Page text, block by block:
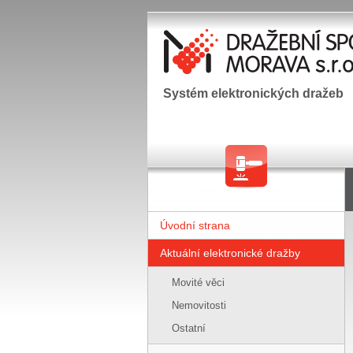
Systém elektronických dražeb
Úvodní strana
Aktuální elektronické dražby
Movité věci
Nemovitosti
Ostatní